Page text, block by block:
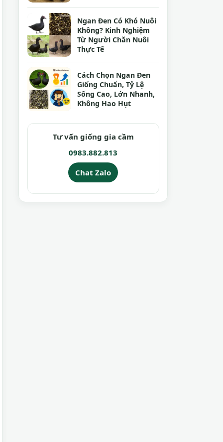
Ngan Đen Có Khó Nuôi
Không? Kinh Nghiệm
Từ Người Chăn Nuôi
Thực Tế
Cách Chọn Ngan Đen
Giống Chuẩn, Tỷ Lệ
Sống Cao, Lớn Nhanh,
Không Hao Hụt
Tư vấn giống gia cầm
0983.882.813
Chat Zalo